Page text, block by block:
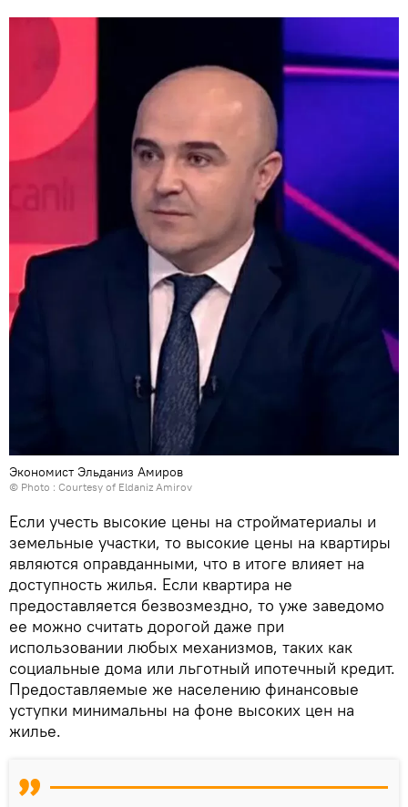
Экономист Эльданиз Амиров
© Photo : Courtesy of Eldaniz Amirov
Если учесть высокие цены на стройматериалы и
земельные участки, то высокие цены на квартиры
являются оправданными, что в итоге влияет на
доступность жилья. Если квартира не
предоставляется безвозмездно, то уже заведомо
ее можно считать дорогой даже при
использовании любых механизмов, таких как
социальные дома или льготный ипотечный кредит.
Предоставляемые же населению финансовые
уступки минимальны на фоне высоких цен на
жилье.